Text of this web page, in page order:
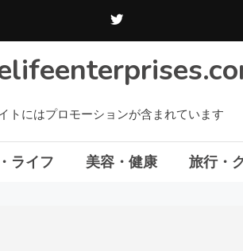
トにはプロモーションが含まれています
ライフ 美容・健康 旅行・